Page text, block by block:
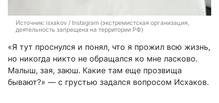
Источник: isxakov / Instagram (экстремистская организация,
деятельность запрещена на территории РФ)
«Я тут проснулся и понял, что я прожил всю жизнь,
но никогда никто не обращался ко мне ласково.
Малыш, зая, заюш. Какие там еще прозвища
бывают?» — с грустью задался вопросом Исхаков.